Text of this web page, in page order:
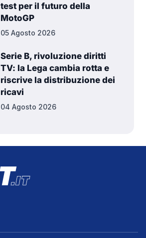
test per il futuro della
MotoGP
05 Agosto 2026
Serie B, rivoluzione diritti
TV: la Lega cambia rotta e
riscrive la distribuzione dei
ricavi
04 Agosto 2026